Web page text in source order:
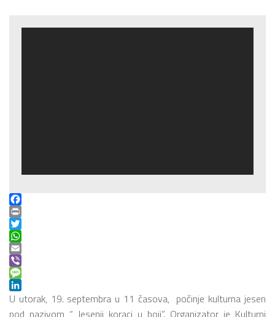
Facebook
Print
Twitter
WhatsApp
Email
Viber
Message
LinkedIn
U utorak, 19. septembra u 11 časova, počinje kulturna jesen
pod nazivom “ Jesenji koraci u boji”. Organizator je Kulturni